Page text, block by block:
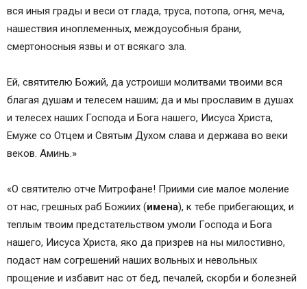
вся иныя грады и веси от глада, труса, потопа, огня, меча,
нашествия иноплеменных, междоусобныя брани,
смертоносныя язвы и от всякаго зла.
Ей, святителю Божий, да устроиши молитвами твоими вся
благая душам и телесем нашим; да и мы прославим в душах
и телесех наших Господа и Бога нашего, Иисуса Христа,
Емуже со Отцем и Святым Духом слава и держава во веки
веков. Аминь.»
«О святителю отче Митрофане! Приими сие малое моление
от нас, грешных раб Божиих (имена), к тебе прибегающих, и
теплым твоим предстательством умоли Господа и Бога
нашего, Иисуса Христа, яко да призрев на ны милостивно,
подаст нам согрешений наших вольных и невольных
прощение и избавит нас от бед, печалей, скорби и болезней